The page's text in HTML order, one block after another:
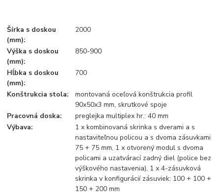
Šírka s doskou
(mm):
2000
Výška s doskou
(mm):
850-900
Hĺbka s doskou
(mm):
700
Konštrukcia stola:
montovaná oceľová konštrukcia profil
90x50x3 mm, skrutkové spoje
Pracovná doska:
preglejka multiplex hr.: 40 mm
Výbava:
1 x kombinovaná skrinka s dverami a s
nastaviteľnou policou a s dvoma zásuvkami
75 + 75 mm, 1 x otvorený modul s dvoma
policami a uzatvárací zadný diel (police bez
výškového nastavenia), 1 x 4-zásuvková
skrinka v konfigurácií zásuviek: 100 + 100 +
150 + 200 mm